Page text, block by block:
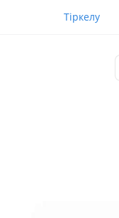
Тіркелу